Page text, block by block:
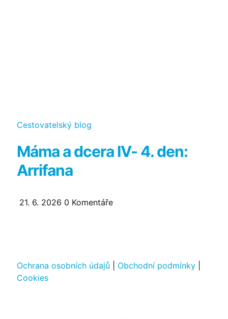
Kategorie
Cestovatelský blog
Máma a dcera IV- 4. den:
Arrifana
21. 6. 2026 0 Komentáře
Ochrana osobních údajů Obchodní podmínky
Cookies